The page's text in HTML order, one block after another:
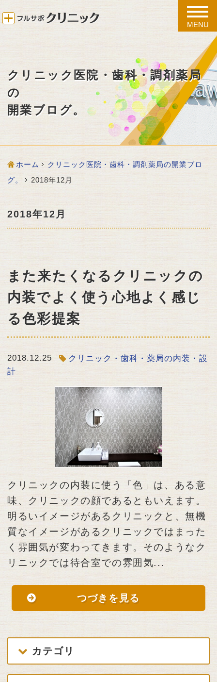
toggle
MENU
クリニック医院・歯科・調剤薬局
の
開業ブログ。
ホーム
クリニック医院・歯科・調剤薬局の開業ブロ
グ。
2018年12月
2018年12月
また来たくなるクリニックの
内装でよく使う心地よく感じ
る色彩提案
2018.12.25
クリニック・歯科・薬局の内装・設
計
クリニックの内装に使う「色」は、ある意
味、クリニックの顔であるともいえます。
明るいイメージがあるクリニックと、無機
質なイメージがあるクリニックではまった
く雰囲気が変わってきます。そのようなク
リニックでは待合室での雰囲気...
つづきを見る
カテゴリ